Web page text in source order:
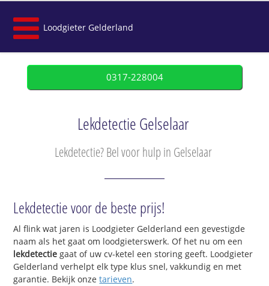
Loodgieter Gelderland
0317-228004
Lekdetectie Gelselaar
Lekdetectie? Bel voor hulp in Gelselaar
Lekdetectie voor de beste prijs!
Al flink wat jaren is Loodgieter Gelderland een gevestigde
naam als het gaat om loodgieterswerk. Of het nu om een
lekdetectie gaat of uw cv-ketel een storing geeft. Loodgieter
Gelderland verhelpt elk type klus snel, vakkundig en met
garantie. Bekijk onzetarieven.